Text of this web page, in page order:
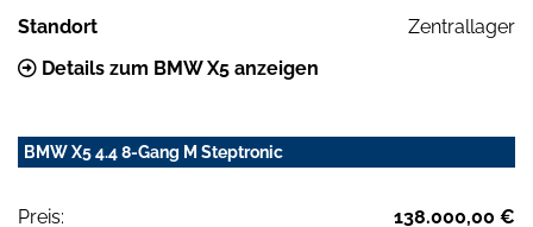
Standort
Zentrallager
Details zum BMW X5 anzeigen
BMW X5 4.4 8-Gang M Steptronic
Preis:
138.000,00 €